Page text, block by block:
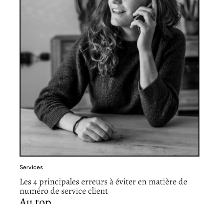
Services
Les 4 principales erreurs à éviter en matière de
numéro de service client